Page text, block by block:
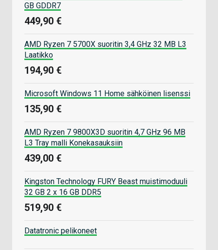
GB GDDR7
449,90 €
AMD Ryzen 7 5700X suoritin 3,4 GHz 32 MB L3
Laatikko
194,90 €
Microsoft Windows 11 Home sähköinen lisenssi
135,90 €
AMD Ryzen 7 9800X3D suoritin 4,7 GHz 96 MB
L3 Tray malli Konekasauksiin
439,00 €
Kingston Technology FURY Beast muistimoduuli
32 GB 2 x 16 GB DDR5
519,90 €
Datatronic pelikoneet